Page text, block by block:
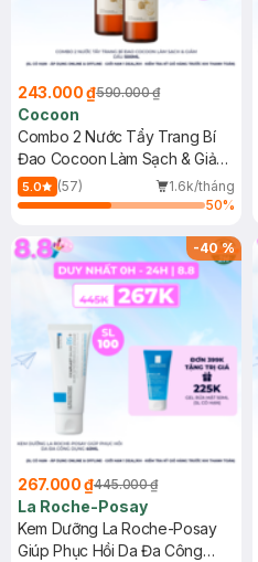
243.000 ₫590.000 ₫
Cocoon
Combo 2 Nước Tẩy Trang Bí
Đao Cocoon Làm Sạch & Giảm
Dầu 500ml
5.0 (57)
1.6k/tháng
50%
-40%
267.000 ₫445.000 ₫
La Roche-Posay
Kem Dưỡng La Roche-Posay
Giúp Phục Hồi Da Đa Công